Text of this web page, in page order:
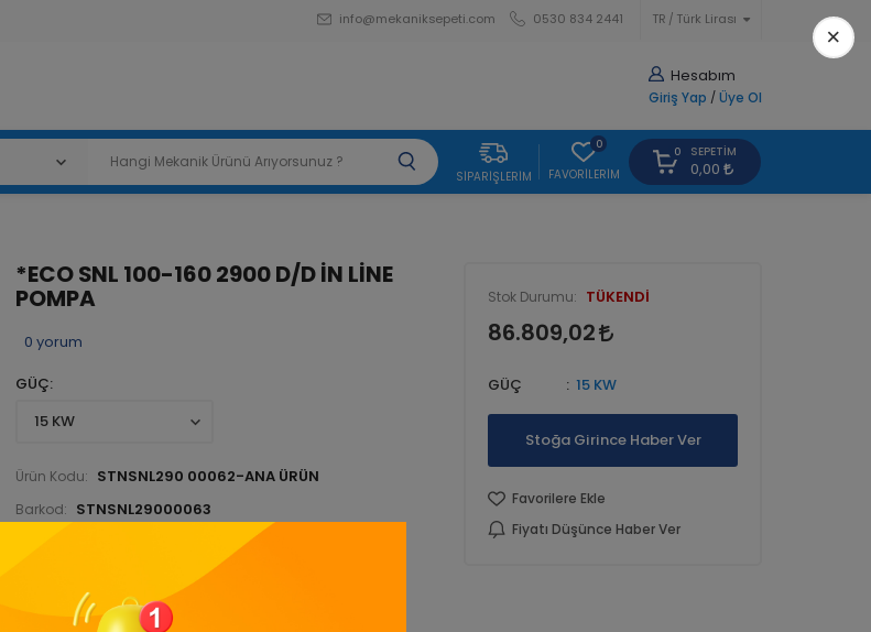
TR Türk Lirası
info@mekaniksepeti.com 0530 834 2441
Hesabım
Giriş Yap / Üye Ol
SIPARIŞLERIM
0
FAVORILERIM
0 SEPETIM
0,00
*ECO SNL 100-160 2900 D/D İN LİNE
POMPA
0 yorum
GÜÇ
Ürün Kodu: STNSNL290 00062-ANA ÜRÜN
Barkod: STNSNL29000063
Stok Durumu: TÜKENDİ
86.809,02
GÜÇ 15 KW
Stoğa Girince Haber Ver
Favorilere Ekle
Fiyatı Düşünce Haber Ver
×